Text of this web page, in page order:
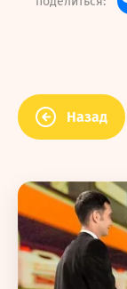
Назад